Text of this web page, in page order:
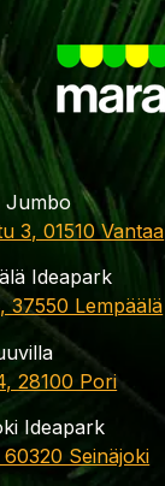
Jumbo
3, 01510 Vantaa
Ideapark
37550 Lempäälä
28100 Pori
Ideapark
Seinäjoki